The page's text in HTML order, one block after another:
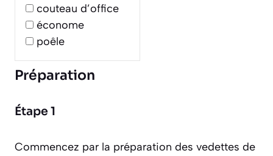
couteau d’office
économe
poêle
Préparation
Étape 1
Commencez par la préparation des vedettes de